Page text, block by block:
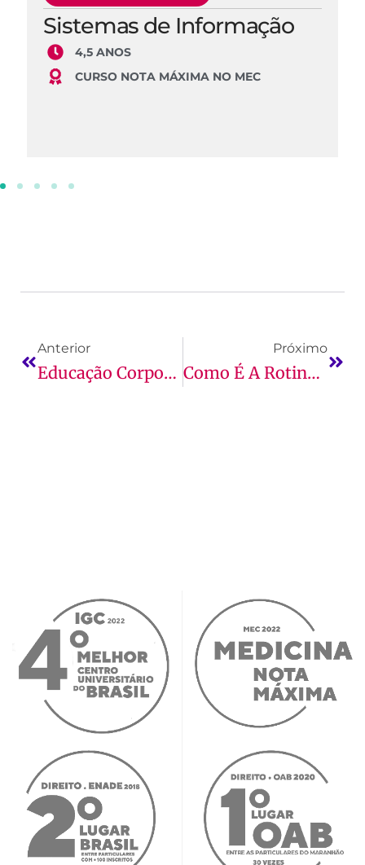
Sistemas de Informação
4,5 ANOS
CURSO NOTA MÁXIMA NO MEC
Anterior
Educação Corporativa: Como Parcerias Estratégicas Impulsionam IES E Empresas
Próximo
Como É A Rotina De Um Biomédico E O Que Esperar Da Profissão?